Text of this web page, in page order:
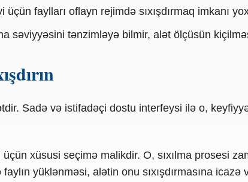
faylları oflayn rejimdə sıxışdırmaq imkanı
səviyyəsini tənzimləyə bilmir, alət ölçüsün
Sadə və istifadəçi dostu interfeysi ilə o,
xüsusi seçimə malikdir. O, sıxılma prosesi
yüklənməsi, alətin onu sıxışdırmasına